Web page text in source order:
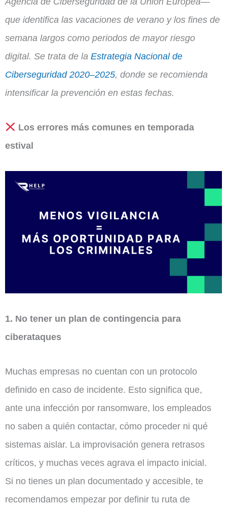
que identifica las vacaciones de verano y los fines de
semana largos como periodos de mayor riesgo
digital. Se trata de la Estrategia Nacional de
Ciberseguridad 2020–2025, donde se recomienda
intensificar la prevención en estas fechas.
Los errores más comunes en temporada
estival
1. No tener un plan de contingencia para
ciberataques
Muchas empresas no cuentan con un protocolo
definido en caso de incidente. Esto significa que,
ante una infección por ransomware, los empleados
no saben a quién contactar, cómo proceder ni qué
sistemas aislar. La improvisación genera retrasos
críticos, y muchas veces agrava el impacto inicial.
Si no tienes un plan documentado y accesible, te
recomendamos empezar por definir tu ruta de